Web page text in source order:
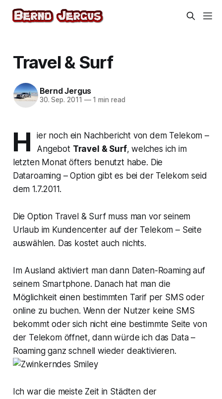
Travel & Surf
Bernd Jergus
30. Sep. 2011 —1 min read
H
ier noch ein Nachbericht von dem Telekom –
Angebot Travel & Surf, welches ich im
letzten Monat öfters benutzt habe. Die
Dataroaming – Option gibt es bei der Telekom seid
dem 1.7.2011.
Die Option Travel & Surf muss man vor seinem
Urlaub im Kundencenter auf der Telekom – Seite
auswählen. Das kostet auch nichts.
Im Ausland aktiviert man dann Daten-Roaming auf
seinem Smartphone. Danach hat man die
Möglichkeit einen bestimmten Tarif per SMS oder
online zu buchen. Wenn der Nutzer keine SMS
bekommt oder sich nicht eine bestimmte Seite von
der Telekom öffnet, dann würde ich das Data –
Roaming ganz schnell wieder deaktivieren.
Ich war die meiste Zeit in Städten der